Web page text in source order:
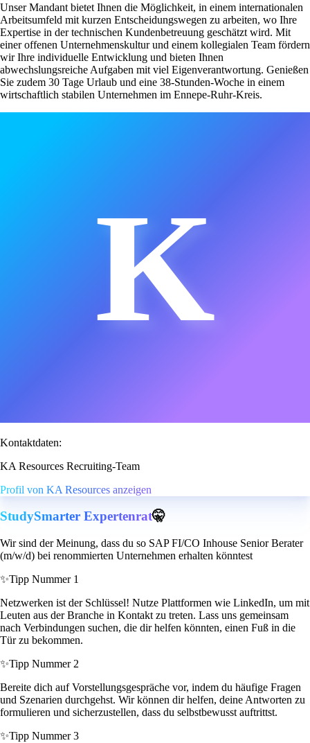
Unser Mandant bietet Ihnen die Möglichkeit, in einem internationalen
Arbeitsumfeld mit kurzen Entscheidungswegen zu arbeiten, wo Ihre
Expertise in der technischen Kundenbetreuung geschätzt wird. Mit
einer offenen Unternehmenskultur und einem kollegialen Team fördern
wir Ihre individuelle Entwicklung und bieten Ihnen
abwechslungsreiche Aufgaben mit viel Eigenverantwortung. Genießen
Sie zudem 30 Tage Urlaub und eine 38-Stunden-Woche in einem
wirtschaftlich stabilen Unternehmen im Ennepe-Ruhr-Kreis.
K
Kontaktdaten:
KA Resources Recruiting-Team
Profil von KA Resources anzeigen
StudySmarter Expertenrat🤫
Wir sind der Meinung, dass du so SAP FI/CO Inhouse Senior Berater
(m/w/d) bei renommierten Unternehmen erhalten könntest
✨Tipp Nummer 1
Netzwerken ist der Schlüssel! Nutze Plattformen wie LinkedIn, um mit
Leuten aus der Branche in Kontakt zu treten. Lass uns gemeinsam
nach Verbindungen suchen, die dir helfen könnten, einen Fuß in die
Tür zu bekommen.
✨Tipp Nummer 2
Bereite dich auf Vorstellungsgespräche vor, indem du häufige Fragen
und Szenarien durchgehst. Wir können dir helfen, deine Antworten zu
formulieren und sicherzustellen, dass du selbstbewusst auftrittst.
✨Tipp Nummer 3